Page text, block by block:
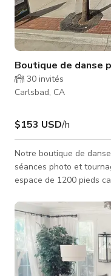
Boutique de danse
30 invités
Carlsbad, CA
$153 USD/h
Notre boutique de
séances photo et
espace de 1200 pieds
de disponibilité de